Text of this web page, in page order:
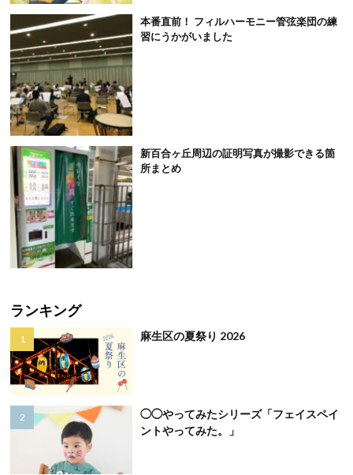
本番直前！ フィルハーモニー管弦楽団の練
習にうかがいました
新百合ヶ丘周辺の証明写真が撮影できる箇
所まとめ
ランキング
麻生区の夏祭り 2026
◯◯やってみたシリーズ「フェイスペイ
ントやってみた。」